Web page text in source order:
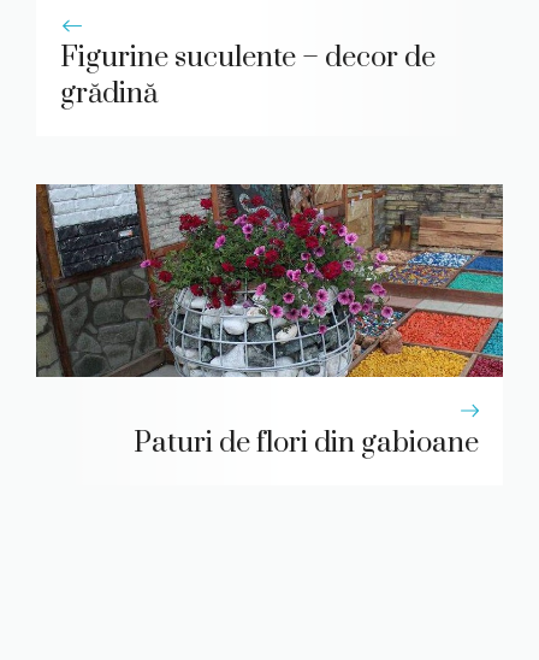
Figurine suculente – decor de
grădină
Paturi de flori din gabioane